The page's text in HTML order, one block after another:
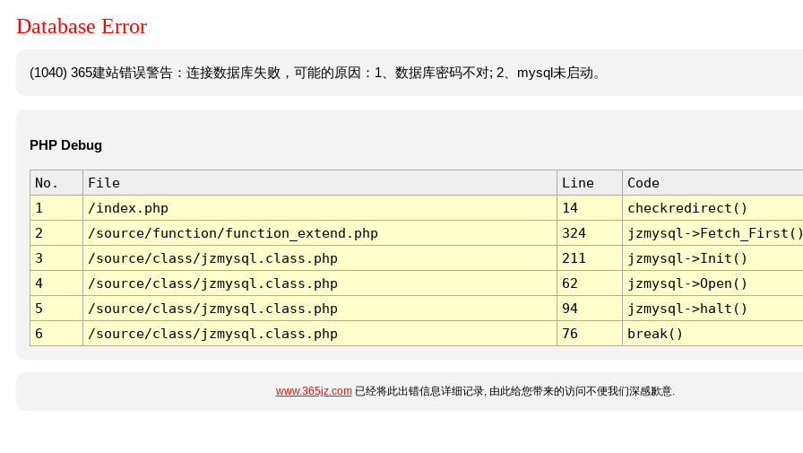
Database Error
(1040) 365建站错误警告：连接数据库失败，可能的原因：1、数据库密码不对; 2、mysql未启动。
PHP Debug
No. File Line
Code
1
/index.php 14
checkredirect()
2
/source/function/function_extend.php 324
jzmysql-
3
/source/class/jzmysql.class.php 211
jzmysql->Init()
4
/source/class/jzmysql.class.php 62
jzmysql->Open()
5
/source/class/jzmysql.class.php 94
jzmysql->halt()
6
/source/class/jzmysql.class.php 76 break()
www.365jz.com已经将此出错信息详细记录, 由此给您带来的访问不便我们深感歉意.